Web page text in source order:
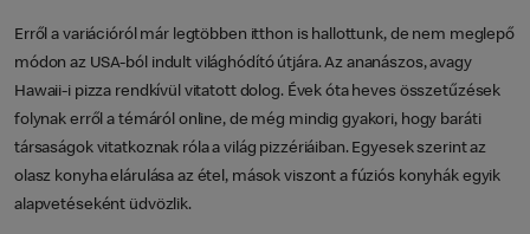
Erről a variációról már legtöbben itthon is hallottunk, de nem meglepő
módon az USA-ból indult világhódító útjára. Az ananászos, avagy
Hawaii-i pizza rendkívül vitatott dolog. Évek óta heves összetűzések
folynak erről a témáról online, de még mindig gyakori, hogy baráti
társaságok vitatkoznak róla a világ pizzériáiban. Egyesek szerint az
olasz konyha elárulása az étel, mások viszont a fúziós konyhák egyik
alapvetéseként üdvözlik.